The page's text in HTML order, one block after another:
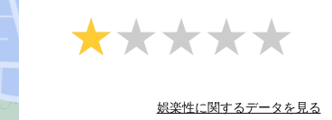
★★★★★
★★★★★
娯楽性に関するデータを見る